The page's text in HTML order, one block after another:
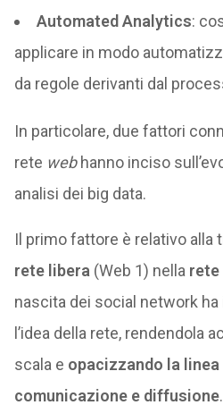
Automated Analytics:
applicare in modo
da regole derivanti dal
In particolare, due fattori
rete webhanno inciso
analisi dei big data.
Il primo fattore è relativo alla
rete libera (Web 1) nella
nascita dei social network
l’idea della rete, rendendola
scala e opacizzando la
comunicazione e diffusione